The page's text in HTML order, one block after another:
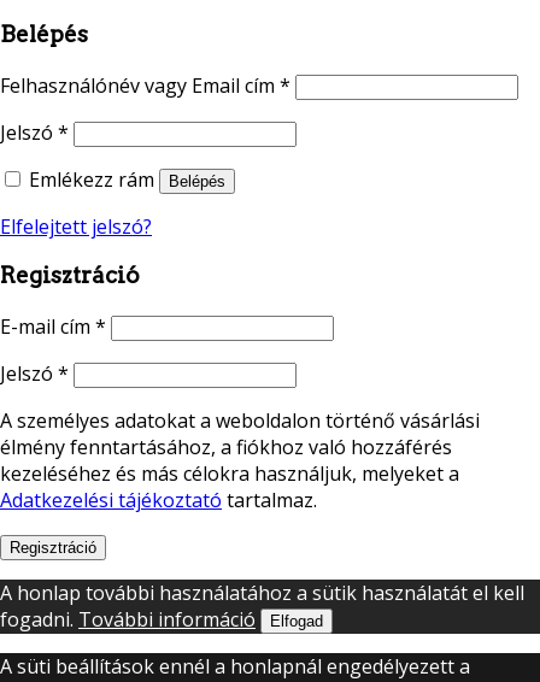
Belépés
Felhasználónév vagy Email cím *
Jelszó *
Emlékezz rám
Belépés
Elfelejtett jelszó?
Regisztráció
E-mail cím *
Jelszó *
A személyes adatokat a weboldalon történő vásárlási
élmény fenntartásához, a fiókhoz való hozzáférés
kezeléséhez és más célokra használjuk, melyeket a
Adatkezelési tájékoztató tartalmaz.
Regisztráció
A honlap további használatához a sütik használatát el kell
fogadni. További információ Elfogad
A süti beállítások ennél a honlapnál engedélyezett a